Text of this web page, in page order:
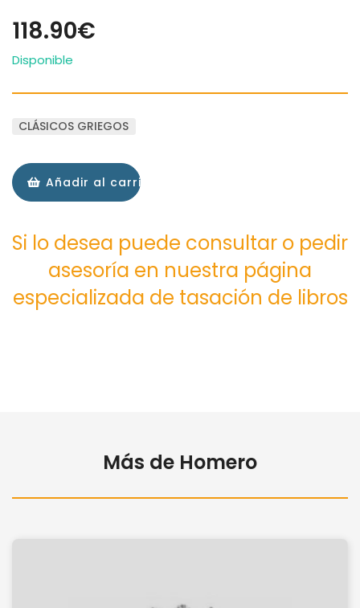
118.90€
Disponible
CLÁSICOS GRIEGOS
Añadir al carrito
Si lo desea puede consultar o pedir
asesoría en nuestra página
especializada de tasación de libros
Más de Homero